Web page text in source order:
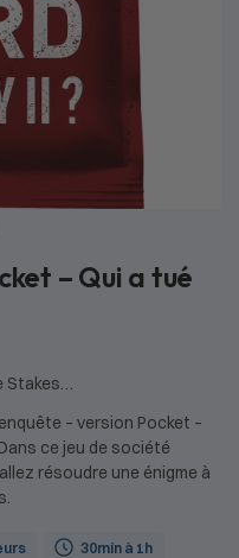
– Qui a tué
Stakes…
– version Pocket –
ce jeu de société
résoudre une énigme à
30min à 1h